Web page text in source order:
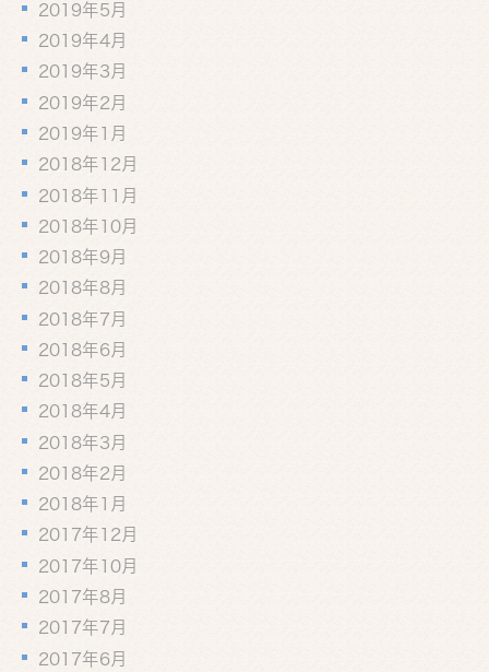
2019年5月
2019年4月
2019年3月
2019年2月
2019年1月
2018年12月
2018年11月
2018年10月
2018年9月
2018年8月
2018年7月
2018年6月
2018年5月
2018年4月
2018年3月
2018年2月
2018年1月
2017年12月
2017年10月
2017年8月
2017年7月
2017年6月